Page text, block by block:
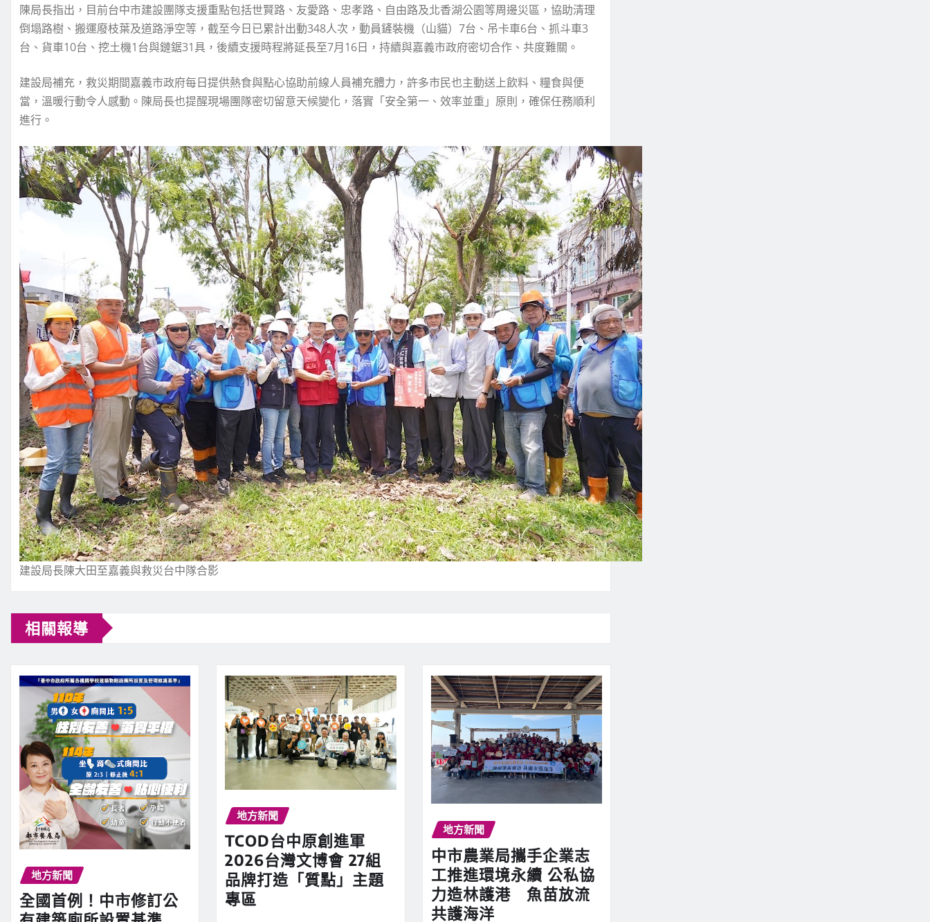
陳局長指出，目前台中市建設團隊支援重點包括世賢路、友愛路、忠孝路、自由路及北香湖公園等周邊災區，協助清理
倒塌路樹、搬運廢枝葉及道路淨空等，截至今日已累計出動348人次，動員鏟裝機（山貓）7台、吊卡車6台、抓斗車3
台、貨車10台、挖土機1台與鏈鋸31具，後續支援時程將延長至7月16日，持續與嘉義市政府密切合作、共度難關。
建設局補充，救災期間嘉義市政府每日提供熱食與點心協助前線人員補充體力，許多市民也主動送上飲料、糧食與便
當，溫暖行動令人感動。陳局長也提醒現場團隊密切留意天候變化，落實「安全第一、效率並重」原則，確保任務順利
進行。
建設局長陳大田至嘉義與救災台中隊合影
相關報導
地方新聞
全國首例！中市修訂公
地方新聞
TCOD台中原創進軍
2026台灣文博會 27組
品牌打造「質點」主題
專區
地方新聞
中市農業局攜手企業志
工推進環境永續 公私協
力造林護港 魚苗放流
共護海洋